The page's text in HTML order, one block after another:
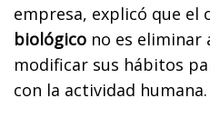
empresa, explicó que el
biológico no es eliminar
modificar sus hábitos
con la actividad humana.